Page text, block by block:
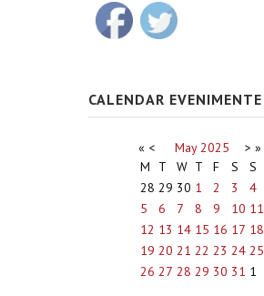
CALENDAR EVENIMENTE
« < May 2025 > »
M
T W T F S
S
28 29 30 1 2 3
4
5
6 7 8 9 10 11
12 13 14 15 16 17 18
19 20 21 22 23 24 25
26 27 28 29 30 31 1